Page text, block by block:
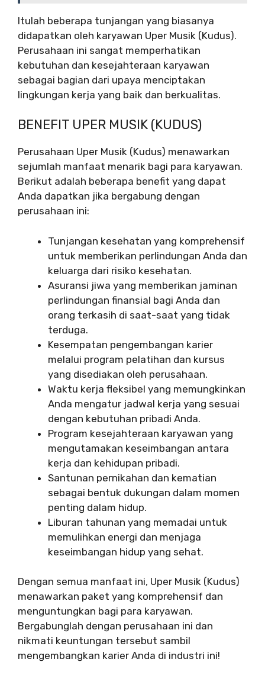
Itulah beberapa tunjangan yang biasanya
didapatkan oleh karyawan Uper Musik (Kudus).
Perusahaan ini sangat memperhatikan
kebutuhan dan kesejahteraan karyawan
sebagai bagian dari upaya menciptakan
lingkungan kerja yang baik dan berkualitas.
BENEFIT UPER MUSIK (KUDUS)
Perusahaan Uper Musik (Kudus) menawarkan
sejumlah manfaat menarik bagi para karyawan.
Berikut adalah beberapa benefit yang dapat
Anda dapatkan jika bergabung dengan
perusahaan ini:
Tunjangan kesehatan yang komprehensif
untuk memberikan perlindungan Anda dan
keluarga dari risiko kesehatan.
Asuransi jiwa yang memberikan jaminan
perlindungan finansial bagi Anda dan
orang terkasih di saat-saat yang tidak
terduga.
Kesempatan pengembangan karier
melalui program pelatihan dan kursus
yang disediakan oleh perusahaan.
Waktu kerja fleksibel yang memungkinkan
Anda mengatur jadwal kerja yang sesuai
dengan kebutuhan pribadi Anda.
Program kesejahteraan karyawan yang
mengutamakan keseimbangan antara
kerja dan kehidupan pribadi.
Santunan pernikahan dan kematian
sebagai bentuk dukungan dalam momen
penting dalam hidup.
Liburan tahunan yang memadai untuk
memulihkan energi dan menjaga
keseimbangan hidup yang sehat.
Dengan semua manfaat ini, Uper Musik (Kudus)
menawarkan paket yang komprehensif dan
menguntungkan bagi para karyawan.
Bergabunglah dengan perusahaan ini dan
nikmati keuntungan tersebut sambil
mengembangkan karier Anda di industri ini!